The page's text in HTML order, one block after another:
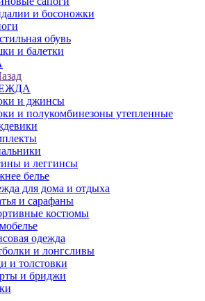
и босоножки
обувь
и балетки
и джинсы
и полукомбинезоны утепленные
и леггинсы
белье
для дома и отдыха
и сарафаны
костюмы
одежда
и лонгсливы
и толстовки
и бриджи